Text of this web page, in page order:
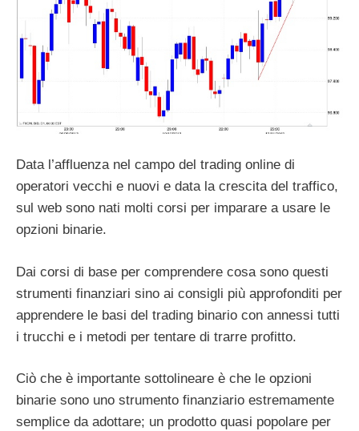
Data l’affluenza nel campo del trading online di
operatori vecchi e nuovi e data la crescita del traffico,
sul web sono nati molti corsi per imparare a usare le
opzioni binarie.
Dai corsi di base per comprendere cosa sono questi
strumenti finanziari sino ai consigli più approfonditi per
apprendere le basi del trading binario con annessi tutti
i trucchi e i metodi per tentare di trarre profitto.
Ciò che è importante sottolineare è che le opzioni
binarie sono uno strumento finanziario estremamente
semplice da adottare; un prodotto quasi popolare per